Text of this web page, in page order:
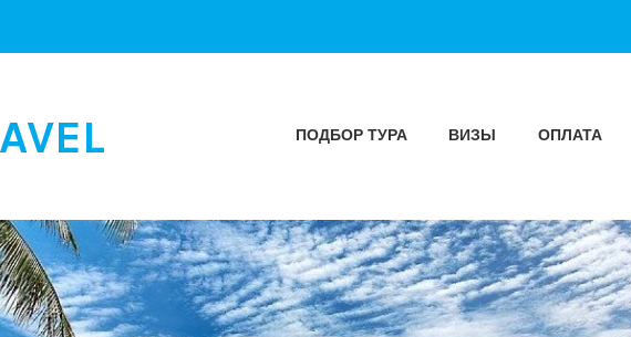
ПОДБОР ТУРА ВИЗЫ ОПЛАТА